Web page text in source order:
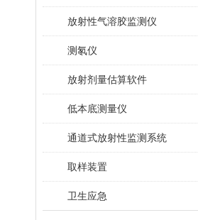
放射性气溶胶监测仪
测氡仪
放射剂量估算软件
低本底测量仪
通道式放射性监测系统
取样装置
卫生应急